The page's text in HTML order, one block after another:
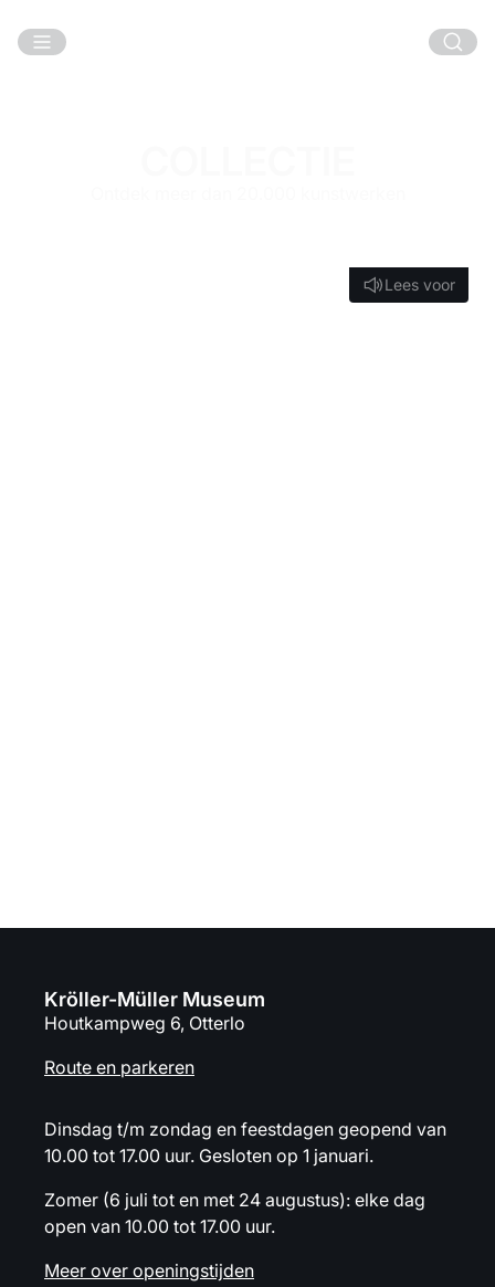
Lees voor
Lees voor
Kröller-Müller Museum
Houtkampweg 6, Otterlo
Route en parkeren
Dinsdag t/m zondag en feestdagen geopend van
10.00 tot 17.00 uur. Gesloten op 1 januari.
Zomer (6 juli tot en met 24 augustus): elke dag
open van 10.00 tot 17.00 uur.
Meer over openingstijden